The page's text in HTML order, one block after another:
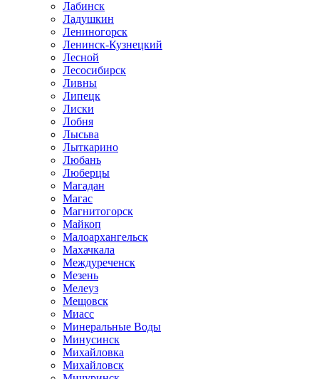
Лабинск
Ладушкин
Лениногорск
Ленинск-Кузнецкий
Лесной
Лесосибирск
Ливны
Липецк
Лиски
Лобня
Лысьва
Лыткарино
Любань
Люберцы
Магадан
Магас
Магнитогорск
Майкоп
Малоархангельск
Махачкала
Междуреченск
Мезень
Мелеуз
Мещовск
Миасс
Минеральные Воды
Минусинск
Михайловка
Михайловск